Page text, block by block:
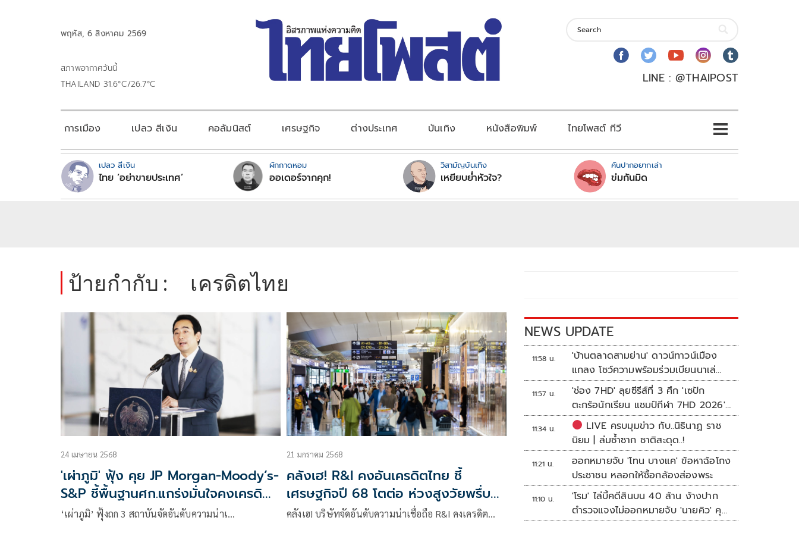
พฤหัส, 6 สิงหาคม 2569
สภาพอากาศวันนี้
THAILAND 31.6°C/26.7°C
LINE : @THAIPOST
การเมือง เปลว สีเงิน คอลัมนิสต์ เศรษฐกิจ ต่างประเทศ บันเทิง หนังสือพิมพ์ ไทยโพสต์ ทีวี
เปลว สีเงิน
ไทย ‘อย่าขายประเทศ’
ผักกาดหอม
ออเดอร์จากคุก!
วิสามัญบันเทิง
เหยียบย่ำหัวใจ?
คันปากอยากเล่า
ข่มกันมิด
ป้ายกำกับ : เครดิตไทย
24 เมษายน 2568
'เผ่าภูมิ' ฟุ้ง คุย JP Morgan-Moody’s-
S&P ชี้พื้นฐานศก.แกร่งมั่นใจคงเครดิต
ไทยที่ Stable
‘เผ่าภูมิ’ ฟุ้งถก 3 สถาบันจัดอันดับความน่าเ…
21 มกราคม 2568
คลังเฮ! R&I คงอันเครดิตไทย ชี้
เศรษฐกิจปี 68 โตต่อ ห่วงสูงวัยพรึ่บ
ถ่วงงบ
คลังเฮ! บริษัทจัดอันดับความน่าเชื่อถือ R&I คงเครดิต…
NEWS UPDATE
11:58 น.
'บ้านตลาดสามย่าน' ดาวน์ทาวน์เมือง
แกลง โชว์ความพร้อมร่วมเบียนนาเล่
ระยอง
11:57 น.
'ช่อง 7HD' ลุยซีรีส์ที่ 3 ศึก 'เซปัก
ตะกร้อนักเรียน แชมป์กีฬา 7HD 2026'
เปิดรับทีมหญิงครั้งแรก
11:34 น.
LIVE ครบมุมข่าว กับ..นิธินาฏ ราช
นิยม | ล่มซ้ำซาก ชาติสะดุด..!
11:21 น.
ออกหมายจับ 'โทน บางแค' ข้อหาฉ้อโกง
ประชาชน หลอกให้ซื้อกล้องส่องพระ
11:10 น.
'โรม' ไล่บี้คดีสินบน 40 ล้าน ง้างปาก
ตำรวจแจงไม่ออกหมายจับ 'นายคิว' คุม
เว็บพนัน